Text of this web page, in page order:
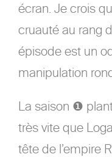
écran. Je crois
cruauté au rang
épisode est un
manipulation
La saison ❶
très vite que
tête de l’empire